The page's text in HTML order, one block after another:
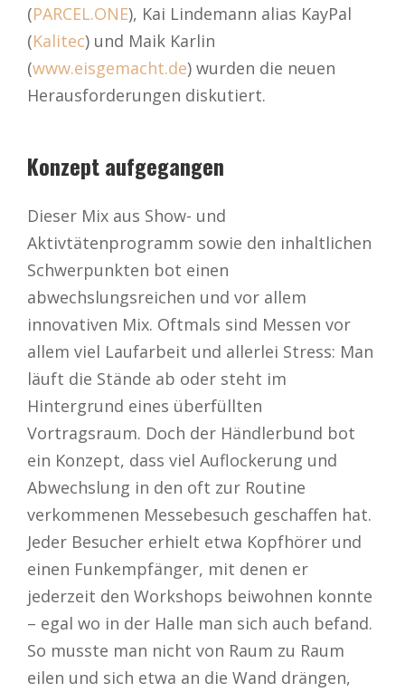
(PARCEL.ONE), Kai Lindemann alias KayPal
(Kalitec) und Maik Karlin
(www.eisgemacht.de) wurden die neuen
Herausforderungen diskutiert.
Konzept aufgegangen
Dieser Mix aus Show- und
Aktivtätenprogramm sowie den inhaltlichen
Schwerpunkten bot einen
abwechslungsreichen und vor allem
innovativen Mix. Oftmals sind Messen vor
allem viel Laufarbeit und allerlei Stress: Man
läuft die Stände ab oder steht im
Hintergrund eines überfüllten
Vortragsraum. Doch der Händlerbund bot
ein Konzept, dass viel Auflockerung und
Abwechslung in den oft zur Routine
verkommenen Messebesuch geschaffen hat.
Jeder Besucher erhielt etwa Kopfhörer und
einen Funkempfänger, mit denen er
jederzeit den Workshops beiwohnen konnte
– egal wo in der Halle man sich auch befand.
So musste man nicht von Raum zu Raum
eilen und sich etwa an die Wand drängen,